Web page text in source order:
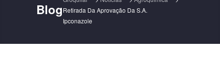
BlogRetirada Da Aprovação Da S.a.
Ipconazole